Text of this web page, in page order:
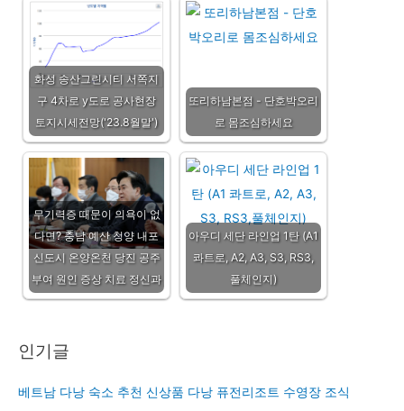
화성 송산그린시티 서쪽지
구 4차로 y도로 공사현장
토지시세전망('23.8월말')
또리하남본점 - 단호박오리
로 몸조심하세요
무기력증 때문이 의욕이 없
다면? 충남 예산 청양 내포
신도시 온양온천 당진 공주
부여 원인 증상 치료 정신과
아우디 세단 라인업 1탄 (A1
콰트로, A2, A3, S3, RS3,
풀체인지)
인기글
베트남 다낭 숙소 추천 신상품 다낭 퓨전리조트 수영장 조식